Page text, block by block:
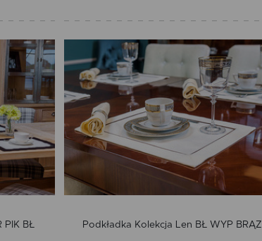
PIK BŁ Podkładka Kolekcja Len BŁ WYP BRĄZ